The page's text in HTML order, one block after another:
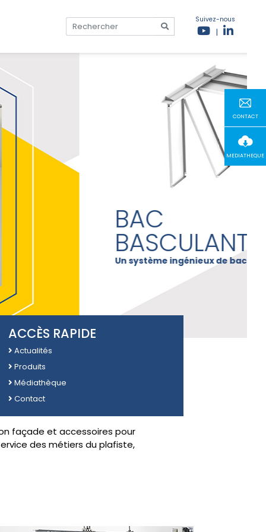
Suivez-nous
|
CONTACT
MEDIATHEQUE
ACCÈS RAPIDE
Actualités
Produits
Médiathèque
Contact
façade et accessoires pour
des métiers du plafiste,